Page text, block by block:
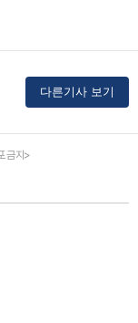
다른기사 보기
금지>